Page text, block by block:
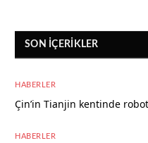
SON İÇERIKLER
HABERLER
Çin’in Tianjin kentinde
HABERLER